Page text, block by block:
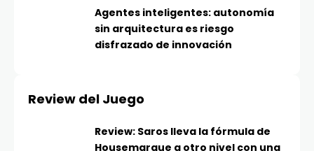
Agentes inteligentes: autonomía
sin arquitectura es riesgo
disfrazado de innovación
Review del Juego
Review: Saros lleva la fórmula de
Housemarque a otro nivel con una